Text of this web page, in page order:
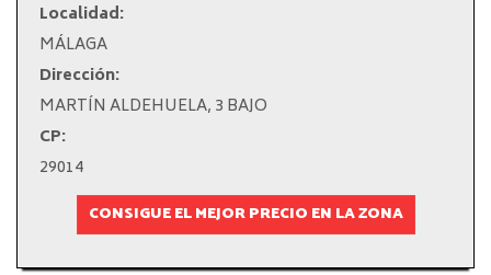
Localidad:
MÁLAGA
Dirección:
MARTÍN ALDEHUELA, 3 BAJO
CP:
29014
CONSIGUE EL MEJOR PRECIO EN LA ZONA